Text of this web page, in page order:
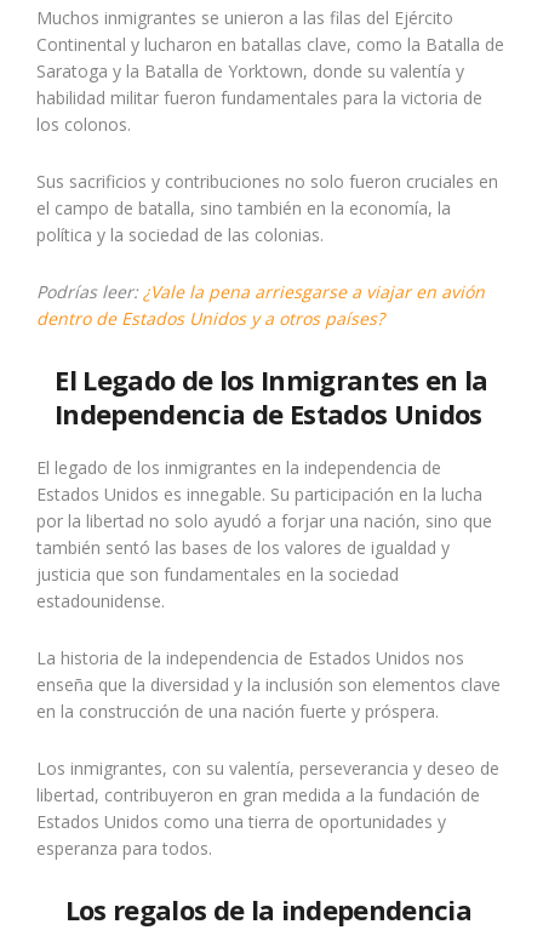
Muchos inmigrantes se unieron a las filas del Ejército
Continental y lucharon en batallas clave, como la Batalla de
Saratoga y la Batalla de Yorktown, donde su valentía y
habilidad militar fueron fundamentales para la victoria de
los colonos.
Sus sacrificios y contribuciones no solo fueron cruciales en
el campo de batalla, sino también en la economía, la
política y la sociedad de las colonias.
Podrías leer: ¿Vale la pena arriesgarse a viajar en avión
dentro de Estados Unidos y a otros países?
El Legado de los Inmigrantes en la
Independencia de Estados Unidos
El legado de los inmigrantes en la independencia de
Estados Unidos es innegable. Su participación en la lucha
por la libertad no solo ayudó a forjar una nación, sino que
también sentó las bases de los valores de igualdad y
justicia que son fundamentales en la sociedad
estadounidense.
La historia de la independencia de Estados Unidos nos
enseña que la diversidad y la inclusión son elementos clave
en la construcción de una nación fuerte y próspera.
Los inmigrantes, con su valentía, perseverancia y deseo de
libertad, contribuyeron en gran medida a la fundación de
Estados Unidos como una tierra de oportunidades y
esperanza para todos.
Los regalos de la independencia